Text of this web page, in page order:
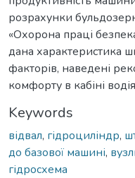
розрахунки
«Охорона праці
дана характеристика
факторів, наведені
комфорту в кабіні
Keywords
відвал, гідроциліндр,
до базової машині,
гідросхема